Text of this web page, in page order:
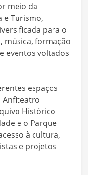
meio da
e Turismo,
para o
música, formação
eventos voltados
espaços
Anfiteatro
Histórico
e o Parque
à cultura,
e projetos